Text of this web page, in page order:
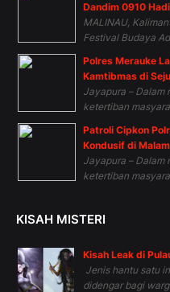
Dandim 0910
MALINAU,
Festival Budaya
Polres Merauke
Kamtibmas di
Jayapura – Dalam
ketertiban
Patroli Cipkon
Kondusif di
Jayapura – Dalam
ketertiban
KISAH MISTERI
Kisah Leak di
Jenis hantu satu
didengar bagi